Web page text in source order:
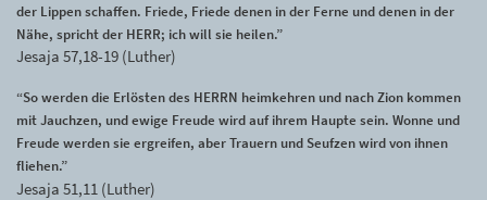
der Lippen schaffen. Friede, Friede denen in der Ferne und denen in der
Nähe, spricht der HERR; ich will sie heilen.”
Jesaja 57,18-19 (Luther)
“So werden die Erlösten des HERRN heimkehren und nach Zion kommen
mit Jauchzen, und ewige Freude wird auf ihrem Haupte sein. Wonne und
Freude werden sie ergreifen, aber Trauern und Seufzen wird von ihnen
fliehen.”
Jesaja 51,11 (Luther)